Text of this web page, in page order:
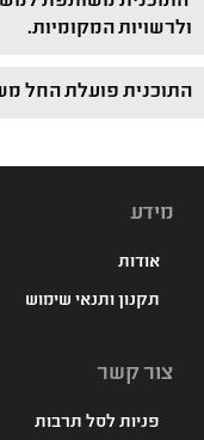
ולרשויות המקומיות.
התוכנית פועלת החל משנת
מידע
אודות
תקנון ותנאי שימוש
צור קשר
פניות לסל תרבות